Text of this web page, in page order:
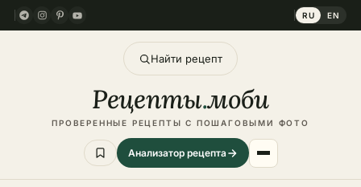
RU EN
Найти рецепт
Рецепты.моби
ПРОВЕРЕННЫЕ РЕЦЕПТЫ С ПОШАГОВЫМИ ФОТО
Анализатор рецепта